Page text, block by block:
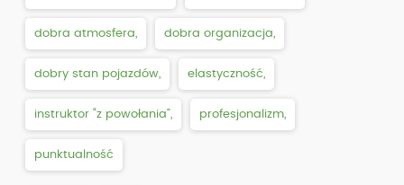
dobra atmosfera, dobra organizacja,
dobry stan pojazdów, elastyczność,
instruktor “z powołania”, profesjonalizm,
punktualność